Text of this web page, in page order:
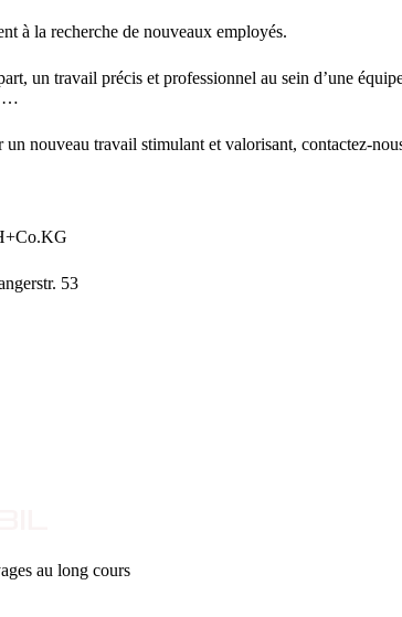
à la recherche de nouveaux employés.
un travail précis et professionnel au sein d’une
…
un nouveau travail stimulant et valorisant, contactez-
53
au long cours